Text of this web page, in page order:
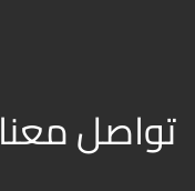
تواصل معنا